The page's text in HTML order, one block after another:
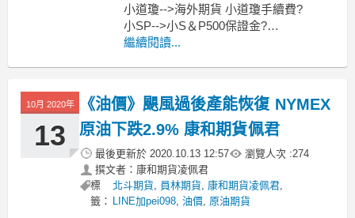
小道瓊-->海外期貨 小道瓊手續費?
小SP-->小S＆P500保證金?
小那斯達克-->海外期貨 小那斯達克指數
繼續閱讀...
10月 2020年
13
《油價》颶風過後產能恢復 NYMEX
原油下跌2.9% 康和期貨佩君
最後更新於 2020.10.13 12:57 瀏覽人次 :274
撰文者：康和期貨凌佩君
標
籤：
北斗期貨, 員林期貨, 康和期貨凌佩君,
LINE加pei098,油價, 原油期貨